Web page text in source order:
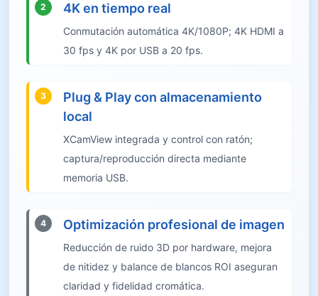
2 4K en tiempo real
Conmutación automática 4K/1080P; 4K HDMI a
30 fps y 4K por USB a 20 fps.
3
Plug & Play con almacenamiento
local
XCamView integrada y control con ratón;
captura/reproducción directa mediante
memoria USB.
4 Optimización profesional de imagen
Reducción de ruido 3D por hardware, mejora
de nitidez y balance de blancos ROI aseguran
claridad y fidelidad cromática.